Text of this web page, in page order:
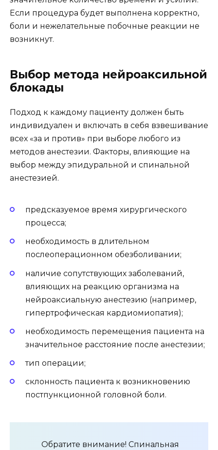
Если процедура будет выполнена корректно,
боли и нежелательные побочные реакции не
возникнут.
Выбор метода нейроаксильной
блокады
Подход к каждому пациенту должен быть
индивидуален и включать в себя взвешивание
всех «за и против» при выборе любого из
методов анестезии. Факторы, влияющие на
выбор между эпидуральной и спинальной
анестезией.
предсказуемое время хирургического
процесса;
необходимость в длительном
послеоперационном обезболивании;
наличие сопутствующих заболеваний,
влияющих на реакцию организма на
нейроаксиальную анестезию (например,
гипертрофическая кардиомиопатия);
необходимость перемещения пациента на
значительное расстояние после анестезии;
тип операции;
склонность пациента к возникновению
постпункционной головной боли.
Обратите внимание! Спинальная